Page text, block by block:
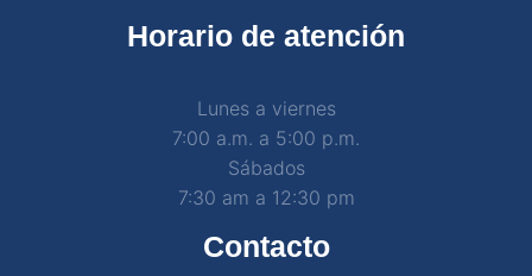
Horario de atención
Lunes a viernes
7:00 a.m. a 5:00 p.m.
Sábados
7:30 am a 12:30 pm
Contacto